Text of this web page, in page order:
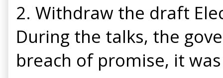
2. Withdraw the draft
During the talks, the
breach of promise, it